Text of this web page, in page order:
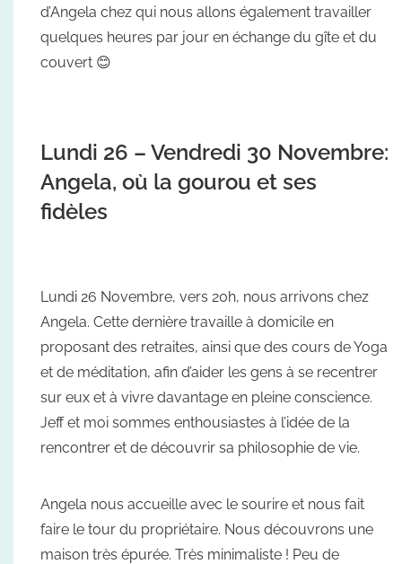
d’Angela chez qui nous allons également travailler
quelques heures par jour en échange du gîte et du
couvert 😊
Lundi 26 – Vendredi 30 Novembre:
Angela, où la gourou et ses
fidèles
Lundi 26 Novembre, vers 20h, nous arrivons chez
Angela. Cette dernière travaille à domicile en
proposant des retraites, ainsi que des cours de Yoga
et de méditation, afin d’aider les gens à se recentrer
sur eux et à vivre davantage en pleine conscience.
Jeff et moi sommes enthousiastes à l’idée de la
rencontrer et de découvrir sa philosophie de vie.
Angela nous accueille avec le sourire et nous fait
faire le tour du propriétaire. Nous découvrons une
maison très épurée. Très minimaliste ! Peu de